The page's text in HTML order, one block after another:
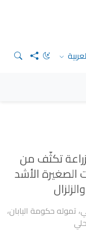
تكثّف من
الصغيرة الأشد
أمريكي، تموله حكومة اليابان،